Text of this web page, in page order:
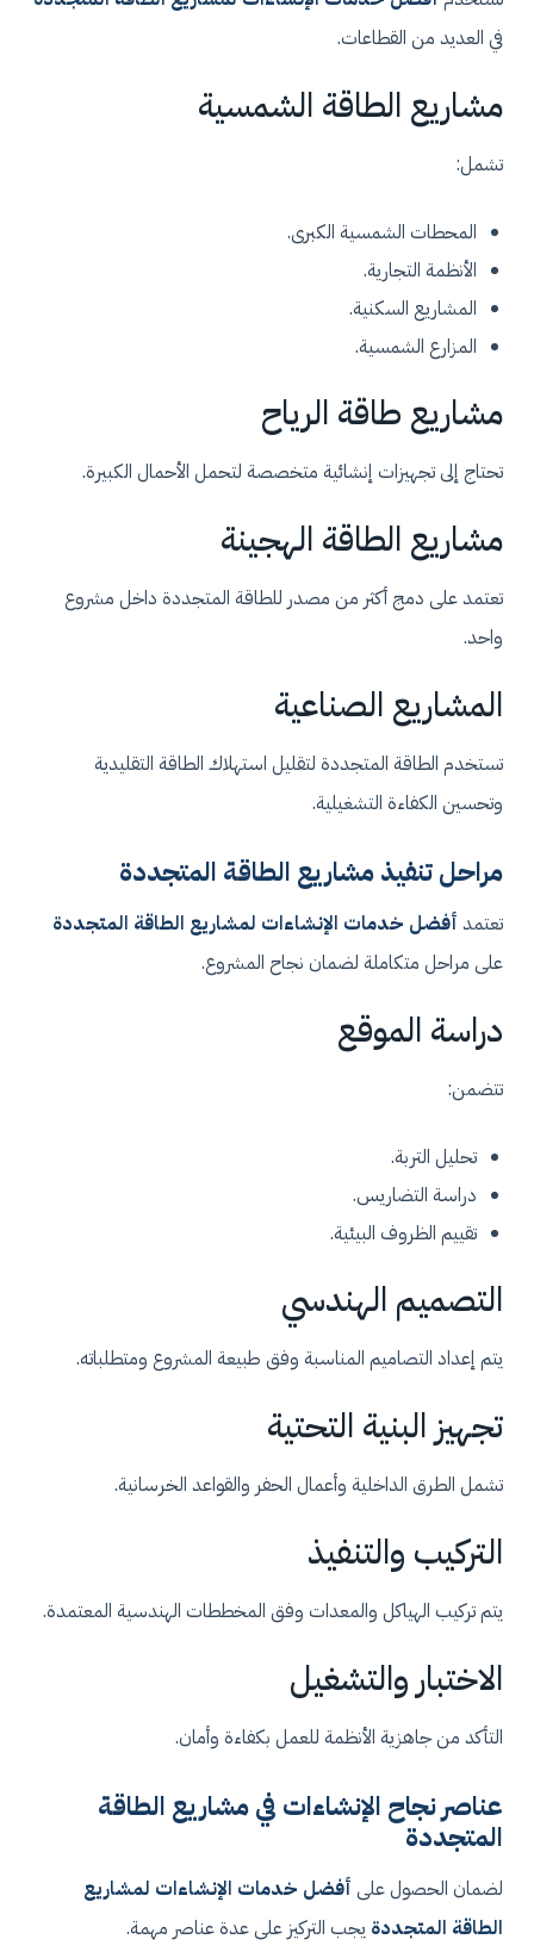
في العديد من القطاعات.
مشاريع الطاقة الشمسية
تشمل:
المحطات الشمسية الكبرى.
الأنظمة التجارية.
المشاريع السكنية.
المزارع الشمسية.
مشاريع طاقة الرياح
تحتاج إلى تجهيزات إنشائية متخصصة لتحمل الأحمال الكبيرة.
مشاريع الطاقة الهجينة
تعتمد على دمج أكثر من مصدر للطاقة المتجددة داخل مشروع
واحد.
المشاريع الصناعية
تستخدم الطاقة المتجددة لتقليل استهلاك الطاقة التقليدية
وتحسين الكفاءة التشغيلية.
مراحل تنفيذ مشاريع الطاقة المتجددة
تعتمد أفضل خدمات الإنشاءات لمشاريع الطاقة المتجددة
على مراحل متكاملة لضمان نجاح المشروع.
دراسة الموقع
تتضمن:
تحليل التربة.
دراسة التضاريس.
تقييم الظروف البيئية.
التصميم الهندسي
يتم إعداد التصاميم المناسبة وفق طبيعة المشروع ومتطلباته.
تجهيز البنية التحتية
تشمل الطرق الداخلية وأعمال الحفر والقواعد الخرسانية.
التركيب والتنفيذ
يتم تركيب الهياكل والمعدات وفق المخططات الهندسية المعتمدة.
الاختبار والتشغيل
التأكد من جاهزية الأنظمة للعمل بكفاءة وأمان.
عناصر نجاح الإنشاءات في مشاريع الطاقة
المتجددة
لضمان الحصول على أفضل خدمات الإنشاءات لمشاريع
الطاقة المتجددة يجب التركيز على عدة عناصر مهمة.